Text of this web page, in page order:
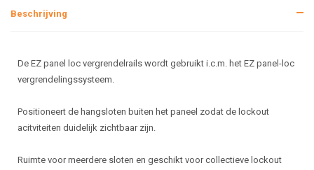
Beschrijving
De EZ panel loc vergrendelrails wordt gebruikt i.c.m. het EZ panel-loc
vergrendelingssysteem.
Positioneert de hangsloten buiten het paneel zodat de lockout
acitviteiten duidelijk zichtbaar zijn.
Ruimte voor meerdere sloten en geschikt voor collectieve lockout